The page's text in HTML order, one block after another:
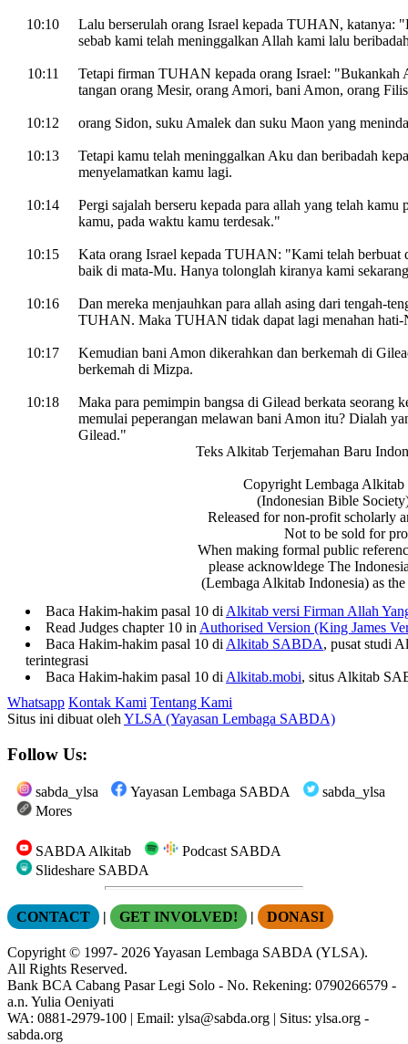
10:10
Lalu berserulah orang Israel kepada TUHAN, katanya:
sebab kami telah meninggalkan Allah kami lalu
10:11
Tetapi firman TUHAN kepada orang Israel: "Bukankah
tangan orang Mesir, orang Amori, bani Amon, orang
10:12 orang Sidon, suku Amalek dan suku Maon yang
10:13
Tetapi kamu telah meninggalkan Aku dan beribadah
menyelamatkan kamu lagi.
10:14
Pergi sajalah berseru kepada para allah yang telah
kamu, pada waktu kamu terdesak."
10:15
Kata orang Israel kepada TUHAN: "Kami telah berbuat
baik di mata-Mu. Hanya tolonglah kiranya kami
10:16
Dan mereka menjauhkan para allah asing dari tengah-
TUHAN. Maka TUHAN tidak dapat lagi menahan hati-
10:17
Kemudian bani Amon dikerahkan dan berkemah di
berkemah di Mizpa.
10:18
Maka para pemimpin bangsa di Gilead berkata seorang
memulai peperangan melawan bani Amon itu? Dialah
Gilead."
Teks Alkitab Terjemahan Baru
Copyright Lembaga Alkitab
(Indonesian Bible
Released for non-profit scholarly
Not to be sold for
When making formal public
please acknowldege The
(Lembaga Alkitab Indonesia) as
Baca Hakim-hakim pasal 10 di Alkitab versi Firman Allah
Read Judges chapter 10 in Authorised Version (King James
Baca Hakim-hakim pasal 10 di Alkitab SABDA, pusat studi
terintegrasi
Baca Hakim-hakim pasal 10 di Alkitab.mobi, situs Alkitab
Whatsapp Kontak Kami Tentang Kami
Situs ini dibuat oleh YLSA (Yayasan Lembaga SABDA)
Follow Us:
sabda_ylsa Yayasan Lembaga SABDA
sabda_ylsa
Mores
SABDA Alkitab
Podcast SABDA
Slideshare SABDA
CONTACT | GET INVOLVED! | DONASI
Copyright© 1997- 2026Yayasan Lembaga SABDA (YLSA).
All Rights Reserved.
Bank BCA Cabang Pasar Legi Solo - No. Rekening: 0790266579 -
a.n. Yulia Oeniyati
WA: 0881-2979-100 | Email: ylsa@sabda.org | Situs: ylsa.org -
sabda.org